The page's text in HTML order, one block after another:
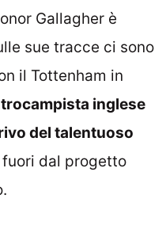
Gallagher è
sue tracce ci sono
il Tottenham in
inglese
del talentuoso
fuori dal progetto